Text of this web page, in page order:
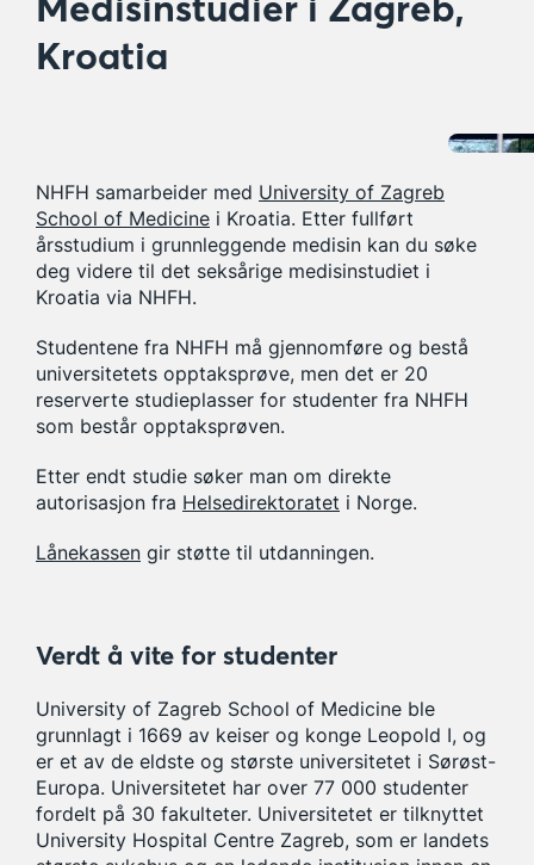
Kroatia
NHFH samarbeider med University of Zagreb
School of Medicine i Kroatia. Etter fullført
årsstudium i grunnleggende medisin kan du søke
deg videre til det seksårige medisinstudiet i
Kroatia via NHFH.
Studentene fra NHFH må gjennomføre og bestå
universitetets opptaksprøve, men det er 20
reserverte studieplasser for studenter fra NHFH
som består opptaksprøven.
Etter endt studie søker man om direkte
autorisasjon fra Helsedirektoratet i Norge.
Lånekassen gir støtte til utdanningen.
Verdt å vite for studenter
University of Zagreb School of Medicine ble
grunnlagt i 1669 av keiser og konge Leopold I, og
er et av de eldste og største universitetet i Sørøst-
Europa. Universitetet har over 77 000 studenter
fordelt på 30 fakulteter. Universitetet er tilknyttet
University Hospital Centre Zagreb, som er landets